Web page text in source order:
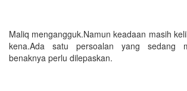
Maliq mengangguk.Namun keadaan masih
kena.Ada satu persoalan yang sedang
benaknya perlu dilepaskan.